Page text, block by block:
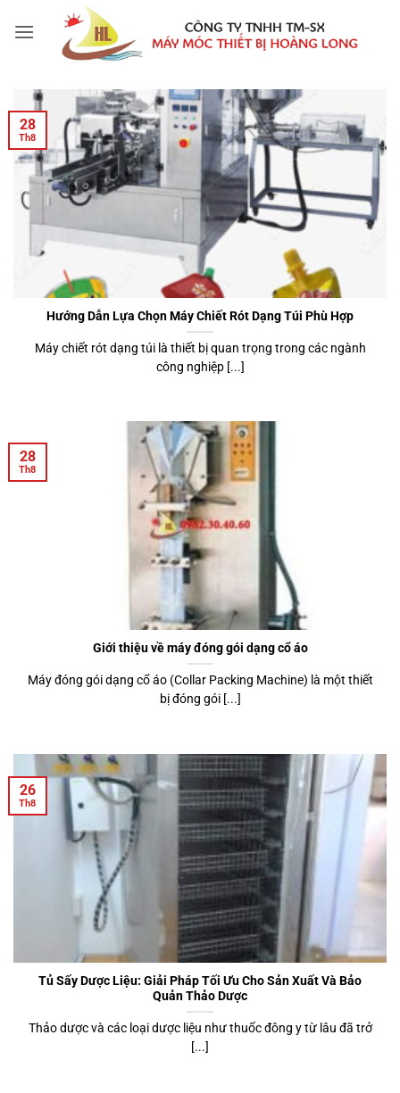
qua
Hướng Dẫn Lựa Chọn Máy Chiết Rót Dạng Túi Phù Hợp
Máy chiết rót dạng túi là thiết bị quan trọng trong các ngành
công nghiệp [...]
28
Th8
Giới thiệu về máy đóng gói dạng cổ áo
Máy đóng gói dạng cổ áo (Collar Packing Machine) là một thiết
bị đóng gói [...]
28
Th8
Tủ Sấy Dược Liệu: Giải Pháp Tối Ưu Cho Sản Xuất Và Bảo
Quản Thảo Dược
Thảo dược và các loại dược liệu như thuốc đông y từ lâu đã trở
[...]
26
Th8